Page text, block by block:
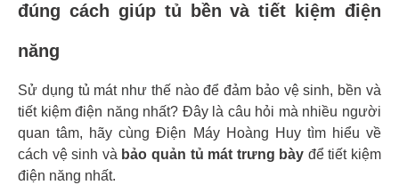
đúng cách giúp tủ bền và tiết kiệm điện
năng
Sử dụng tủ mát như thế nào để đảm bảo vệ sinh, bền và
tiết kiệm điện năng nhất? Đây là câu hỏi mà nhiều người
quan tâm, hãy cùng Điện Máy Hoàng Huy tìm hiểu về
cách vệ sinh và bảo quản tủ mát trưng bày để tiết kiệm
điện năng nhất.